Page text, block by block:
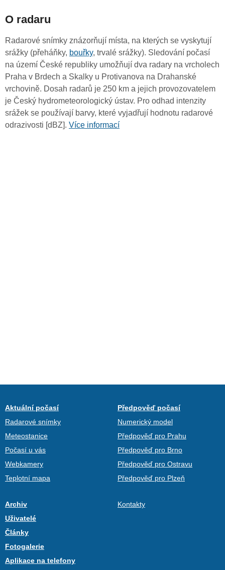
O radaru
Radarové snímky znázorňují místa, na kterých se vyskytují
srážky (přeháňky, bouřky, trvalé srážky). Sledování počasí
na území České republiky umožňují dva radary na vrcholech
Praha v Brdech a Skalky u Protivanova na Drahanské
vrchovině. Dosah radarů je 250 km a jejich provozovatelem
je Český hydrometeorologický ústav. Pro odhad intenzity
srážek se používají barvy, které vyjadřují hodnotu radarové
odrazivosti [dBZ]. Více informací
Aktuální počasí
Radarové snímky
Meteostanice
Počasí u vás
Webkamery
Teplotní mapa
Předpověď počasí
Numerický model
Předpověď pro Prahu
Předpověď pro Brno
Předpověď pro Ostravu
Předpověď pro Plzeň
Archiv
Uživatelé
Články
Fotogalerie
Aplikace na telefony
Kontakty